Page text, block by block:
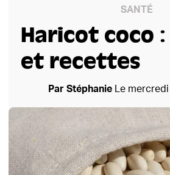
SANTÉ
Haricot coco
et recettes
Par Stéphanie Le mercredi